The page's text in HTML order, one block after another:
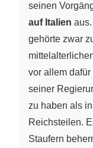
seinen
auf Italien
gehörte zwar
vor allem
seiner
zu haben als
Reichsteilen.
Staufern